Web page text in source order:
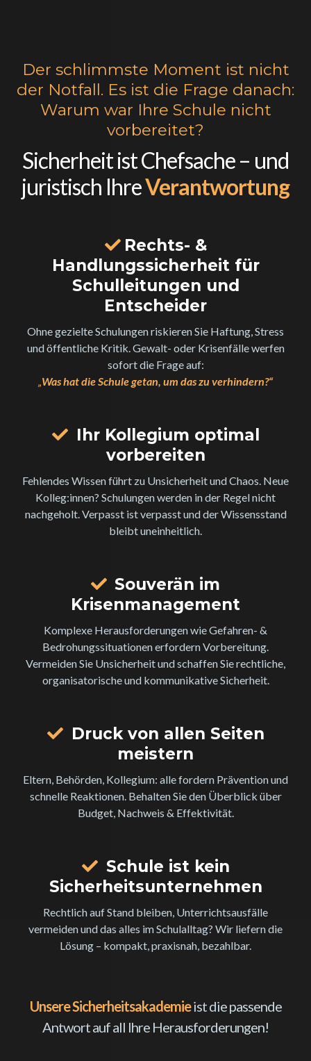
Der schlimmste Moment ist nicht
der Notfall. Es ist die Frage danach:
Warum war Ihre Schule nicht
vorbereitet?
Sicherheit ist Chefsache – und
juristisch IhreVerantwortung
Rechts- &
Handlungssicherheit für
Schulleitungen und
Entscheider
Ohne gezielte Schulungen riskieren Sie Haftung, Stress
und öffentliche Kritik. Gewalt- oder Krisenfälle werfen
sofort die Frage auf:
„Was hat die Schule getan, um das zu verhindern?“
Ihr Kollegium optimal
vorbereiten
Fehlendes Wissen führt zu Unsicherheit und Chaos. Neue
Kolleg:innen? Schulungen werden in der Regel nicht
nachgeholt. Verpasst ist verpasst und der Wissensstand
bleibt uneinheitlich.
Souverän im
Krisenmanagement
Komplexe Herausforderungen wie Gefahren- &
Bedrohungssituationen erfordern Vorbereitung.
Vermeiden Sie Unsicherheit und schaffen Sie rechtliche,
organisatorische und kommunikative Sicherheit.
Druck von allen Seiten
meistern
Eltern, Behörden, Kollegium: alle fordern Prävention und
schnelle Reaktionen. Behalten Sie den Überblick über
Budget, Nachweis & Effektivität.
Schule ist kein
Sicherheitsunternehmen
Rechtlich auf Stand bleiben, Unterrichtsausfälle
vermeiden und das alles im Schulalltag? Wir liefern die
Lösung – kompakt, praxisnah, bezahlbar.
Unsere Sicherheitsakademieist die passende
Antwort auf all Ihre Herausforderungen!